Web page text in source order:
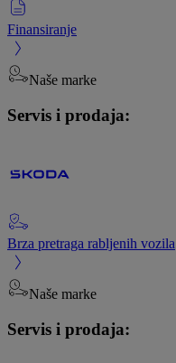
Finansiranje
Naše marke
Servis i prodaja:
Brza pretraga rabljenih vozila
Naše marke
Servis i prodaja: